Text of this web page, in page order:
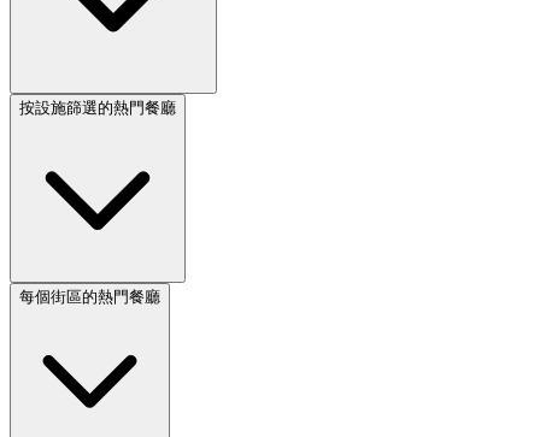
按設施篩選的熱門餐廳
每個街區的熱門餐廳